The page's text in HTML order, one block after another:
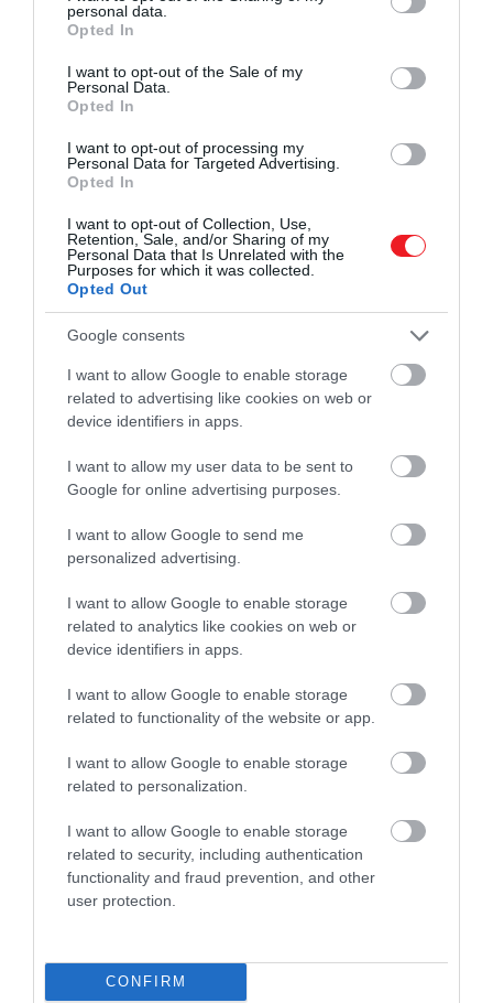
grant or deny consent to Google and its third-party tags to
use your data for below specified purposes in below Google
consent section.
personal data.
Opted In
I want to opt-out of the Sale of my
Personal Data.
Opted In
I want to opt-out of processing my
Personal Data for Targeted Advertising.
Opted In
I want to opt-out of Collection, Use,
Retention, Sale, and/or Sharing of my
Personal Data that Is Unrelated with the
Purposes for which it was collected.
Opted Out
Google consents
I want to allow Google to enable storage
related to advertising like cookies on web or
device identifiers in apps.
I want to allow my user data to be sent to
Google for online advertising purposes.
I want to allow Google to send me
personalized advertising.
I want to allow Google to enable storage
related to analytics like cookies on web or
device identifiers in apps.
I want to allow Google to enable storage
related to functionality of the website or app.
I want to allow Google to enable storage
related to personalization.
I want to allow Google to enable storage
related to security, including authentication
functionality and fraud prevention, and other
user protection.
CONFIRM
megdöntött, amikor egy 30 kilogrammos
aranyhal-hibridet fogott ki
Franciaországban. A gigantikus példányt –
amelyet a helyiek csak The Carrotként („A
ezelőtt engedték szabadon a
Champagne…
2025. OKTÓBER 22. ● TURI DÁNIEL
Egy átlagos 10 éves gyerek
súlyával megegyező
aranyhalat…
TURI DÁNIEL